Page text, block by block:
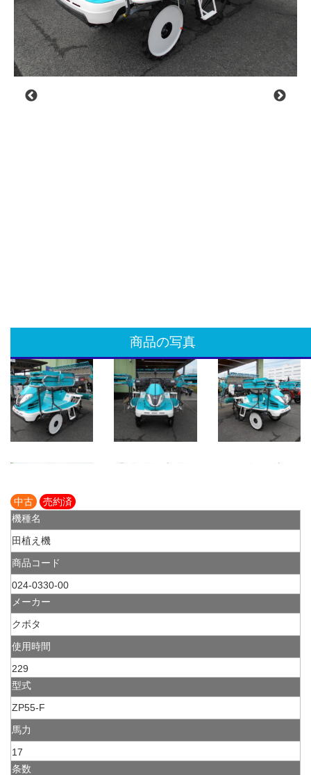
商品の写真
中古
売約済
機種名
田植え機
商品コード
024-0330-00
メーカー
クボタ
使用時間
229
型式
ZP55-F
馬力
17
条数